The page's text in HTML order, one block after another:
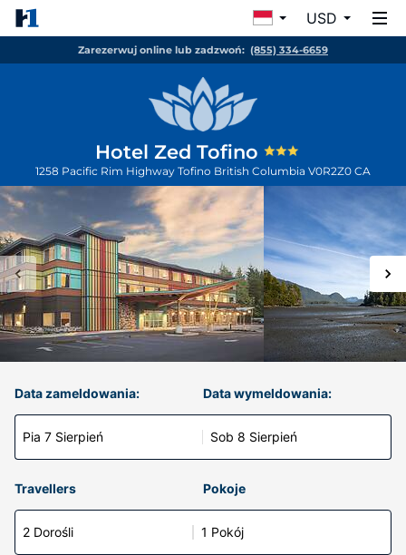
USD
Zarezerwuj online lub zadzwoń: (855) 334-6659
Hotel Zed Tofino
1258 Pacific Rim Highway Tofino British Columbia V0R2Z0 CA
Data zameldowania:
Pia 7 Sierpień
Data wymeldowania:
Sob 8 Sierpień
Travellers Pokoje
2 Dorośli 1 Pokój